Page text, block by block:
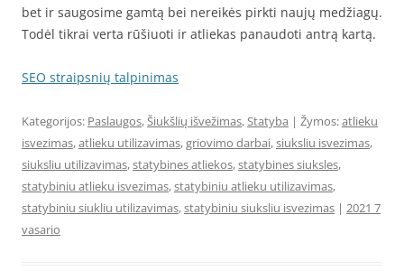
bet ir saugosime gamtą bei nereikės pirkti naujų medžiagų.
Todėl tikrai verta rūšiuoti ir atliekas panaudoti antrą kartą.
SEO straipsnių talpinimas
Kategorijos: Paslaugos,Šiukšlių išvežimas,Statyba | Žymos:atlieku
isvezimas,atlieku utilizavimas,griovimo darbai,siuksliu isvezimas,
siuksliu utilizavimas,statybines atliekos,statybines siuksles,
statybiniu atlieku isvezimas,statybiniu atlieku utilizavimas,
statybiniu siukliu utilizavimas,statybiniu siuksliu isvezimas | 2021 7
vasario